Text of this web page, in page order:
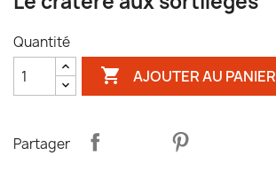
Quantité
 AJOUTER AU PANIER
Partager